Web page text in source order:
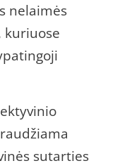
nelaimės
kuriuose
sutarties